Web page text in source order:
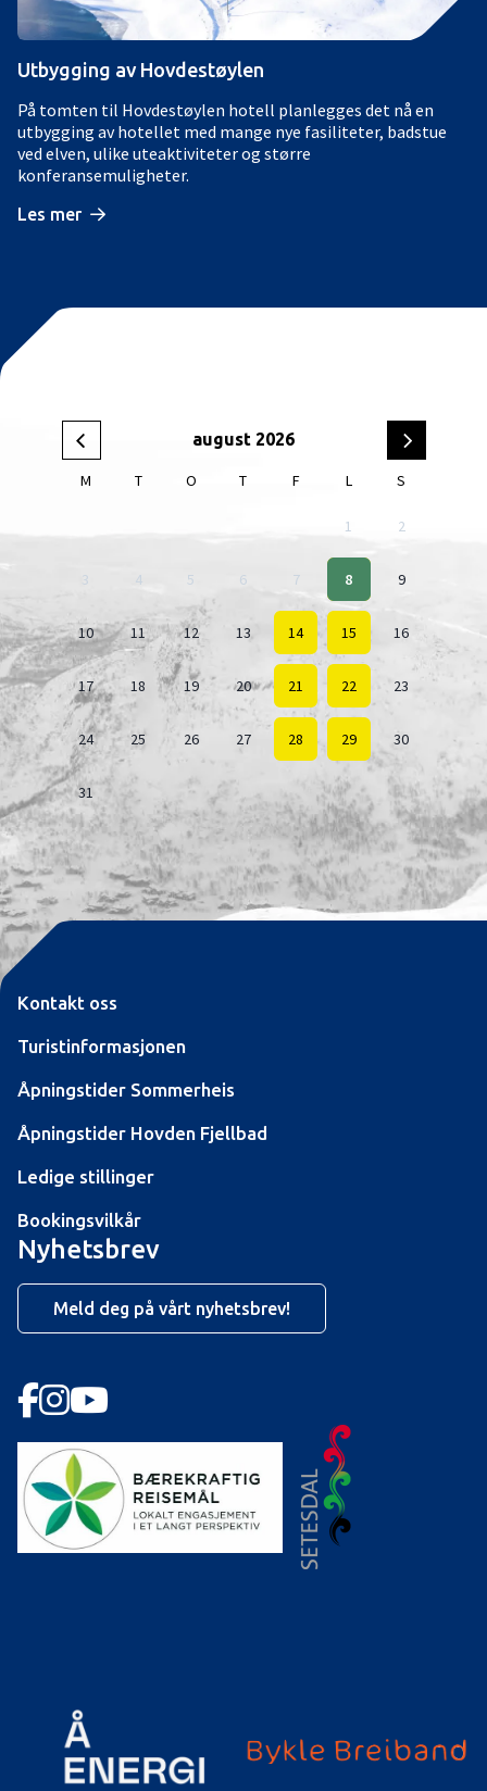
Utbygging av Hovdestøylen
På tomten til Hovdestøylen hotell planlegges det nå en
utbygging av hotellet med mange nye fasiliteter, badstue
ved elven, ulike uteaktiviteter og større
konferansemuligheter.
Les mer
august 2026
M T O T F L S
1 2
3 4 5 6 7 8 9
10 11 12 13 14 15 16
17 18 19 20 21 22 23
24 25 26 27 28 29 30
31
Kontakt oss
Turistinformasjonen
Åpningstider Sommerheis
Åpningstider Hovden Fjellbad
Ledige stillinger
Bookingsvilkår
Nyhetsbrev
Meld deg på vårt nyhetsbrev!